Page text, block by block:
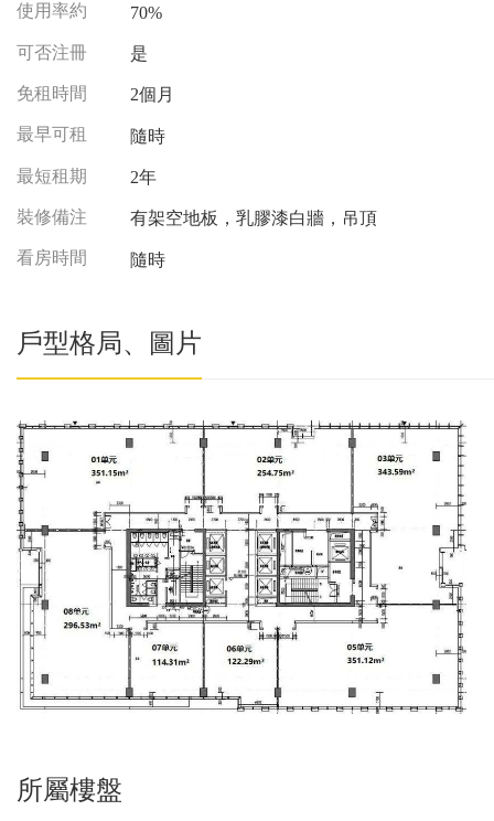
使用率約 70%
可否注冊 是
免租時間 2個月
最早可租 隨時
最短租期 2年
裝修備注 有架空地板，乳膠漆白牆，吊頂
看房時間 隨時
戶型格局、圖片
所屬樓盤